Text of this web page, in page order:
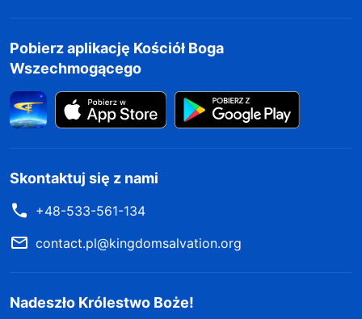
Pobierz aplikację Kościół Boga
Wszechmogącego
Skontaktuj się z nami
+48-533-561-134
contact.pl@kingdomsalvation.org
Nadeszło Królestwo Boże!